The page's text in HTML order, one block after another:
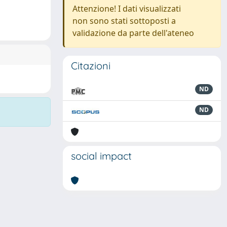
Attenzione! I dati visualizzati
non sono stati sottoposti a
validazione da parte dell'ateneo
Citazioni
ND
ND
social impact